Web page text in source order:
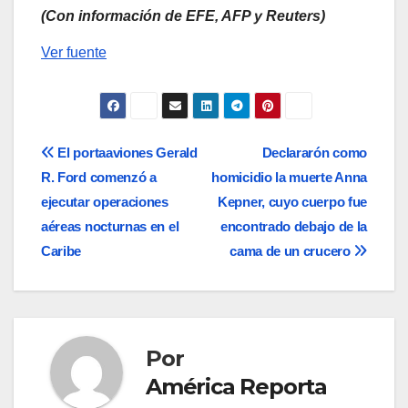
(Con información de EFE, AFP y Reuters)
Ver fuente
Navegación
de
entradas
Declararón como
homicidio la muerte Anna
Kepner, cuyo cuerpo fue
encontrado debajo de la
cama de un crucero
El portaaviones Gerald
R. Ford comenzó a
ejecutar operaciones
aéreas nocturnas en el
Caribe
Por
América Reporta